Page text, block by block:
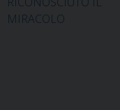
MIRACOLO